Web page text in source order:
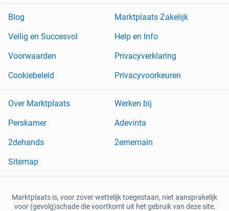
Blog
Marktplaats Zakelijk
Veilig en Succesvol
Help en Info
Voorwaarden
Privacyverklaring
Cookiebeleid
Privacyvoorkeuren
Over Marktplaats
Werken bij
Perskamer
Adevinta
2dehands
2ememain
Sitemap
Marktplaats is, voor zover wettelijk toegestaan, niet aansprakelijk
voor (gevolg)schade die voortkomt uit het gebruik van deze site,